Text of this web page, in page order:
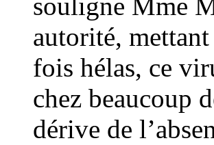
souligne Mme
autorité,
fois hélas, ce
chez beaucoup
dérive de